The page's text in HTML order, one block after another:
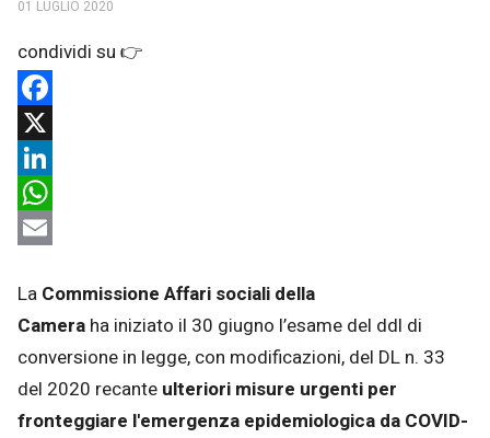
01 LUGLIO 2020
Facebook
X
LinkedIn
WhatsApp
La Commissione Affari sociali della
Camera ha iniziato il 30 giugno l’esame del ddl di
conversione in legge, con modificazioni, del DL n. 33
del 2020 recante ulteriori misure urgenti per
fronteggiare l'emergenza epidemiologica da COVID-